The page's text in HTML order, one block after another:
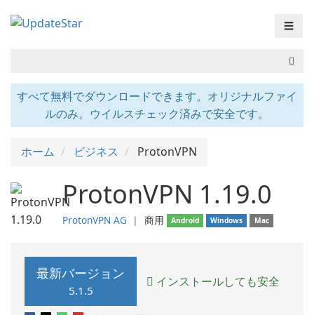
☰
すべて無料でダウンロードできます。オリジナルファイ
ルのみ。ウイルスチェック済みで安全です。
ホーム ビジネス ProtonVPN
ProtonVPN 1.19.0
ProtonVPN AG ❘ 商用 Android Windows Mac
最新バージョン
5.1.5
インストールしても安全